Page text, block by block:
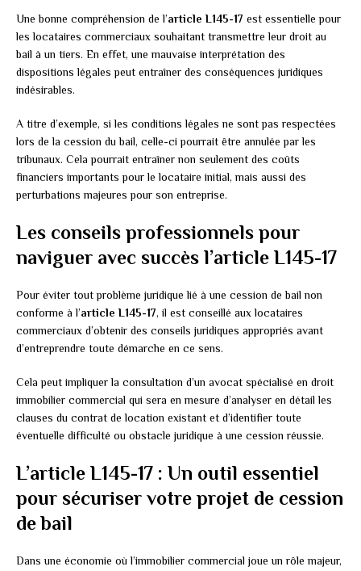
Une bonne compréhension de l’article L145-17 est essentielle pour
les locataires commerciaux souhaitant transmettre leur droit au
bail à un tiers. En effet, une mauvaise interprétation des
dispositions légales peut entraîner des conséquences juridiques
indésirables.
A titre d’exemple, si les conditions légales ne sont pas respectées
lors de la cession du bail, celle-ci pourrait être annulée par les
tribunaux. Cela pourrait entraîner non seulement des coûts
financiers importants pour le locataire initial, mais aussi des
perturbations majeures pour son entreprise.
Les conseils professionnels pour
naviguer avec succès l’article L145-17
Pour éviter tout problème juridique lié à une cession de bail non
conforme à l’article L145-17, il est conseillé aux locataires
commerciaux d’obtenir des conseils juridiques appropriés avant
d’entreprendre toute démarche en ce sens.
Cela peut impliquer la consultation d’un avocat spécialisé en droit
immobilier commercial qui sera en mesure d’analyser en détail les
clauses du contrat de location existant et d’identifier toute
éventuelle difficulté ou obstacle juridique à une cession réussie.
L’article L145-17 : Un outil essentiel
pour sécuriser votre projet de cession
de bail
Dans une économie où l’immobilier commercial joue un rôle majeur,